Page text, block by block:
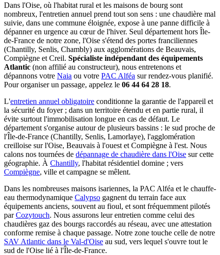
Dans l'Oise, où l'habitat rural et les maisons de bourg sont
nombreux, l'entretien annuel prend tout son sens : une chaudière mal
suivie, dans une commune éloignée, expose à une panne difficile à
dépanner en urgence au cœur de l'hiver. Seul département hors Île-
de-France de notre zone, l'Oise s'étend des portes franciliennes
(Chantilly, Senlis, Chambly) aux agglomérations de Beauvais,
Compiègne et Creil. Spécialiste indépendant des équipements
Atlantic (non affilié au constructeur), nous entretenons et
dépannons votre Naia ou votre PAC Alféa sur rendez-vous planifié.
Pour organiser un passage, appelez le 06 44 64 28 18.
L'entretien annuel obligatoire conditionne la garantie de l'appareil et
la sécurité du foyer ; dans un territoire étendu et en partie rural, il
évite surtout l'immobilisation longue en cas de défaut. Le
département s'organise autour de plusieurs bassins : le sud proche de
l'Île-de-France (Chantilly, Senlis, Lamorlaye), l'agglomération
creilloise sur l'Oise, Beauvais à l'ouest et Compiègne à l'est. Nous
calons nos tournées de dépannage de chaudière dans l'Oise sur cette
géographie. À Chantilly, l'habitat résidentiel domine ; vers
Compiègne, ville et campagne se mêlent.
Dans les nombreuses maisons isariennes, la PAC Alféa et le chauffe-
eau thermodynamique Calypso gagnent du terrain face aux
équipements anciens, souvent au fioul, et sont fréquemment pilotés
parCozytouch. Nous assurons leur entretien comme celui des
chaudières gaz des bourgs raccordés au réseau, avec une attestation
conforme remise à chaque passage. Notre zone touche celle de notre
SAV Atlantic dans le Val-d'Oise au sud, vers lequel s'ouvre tout le
sud de l'Oise lié à l'Île-de-France.